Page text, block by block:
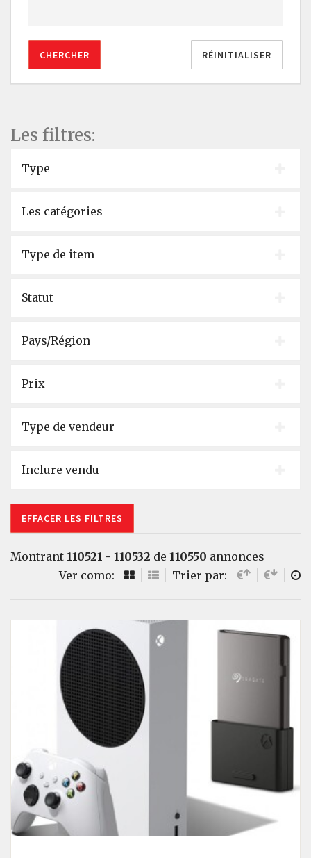
CHERCHER RÉINITIALISER
Les filtres:
Type
Les catégories
Type de item
Statut
Pays/Région
Prix
Type de vendeur
Inclure vendu
EFFACER LES FILTRES
Montrant 110521 - 110532 de 110550 annonces
Ver como:
Trier par: